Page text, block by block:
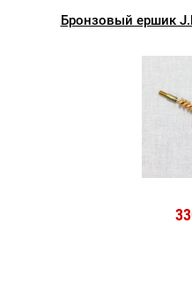
Бронзовый ершик